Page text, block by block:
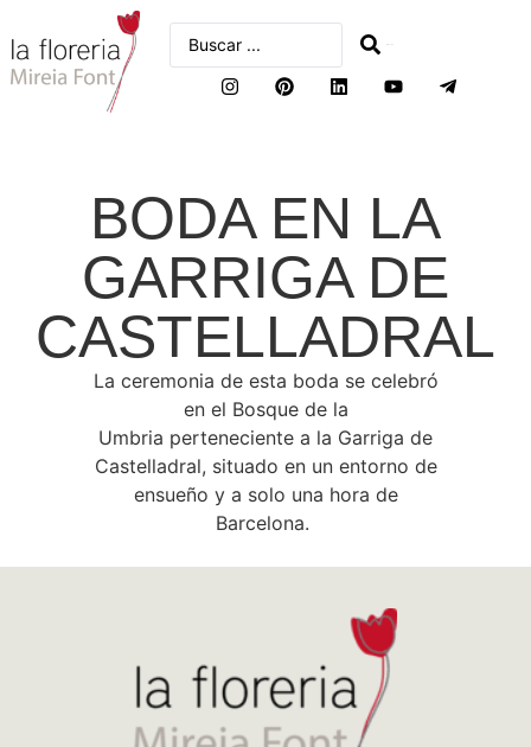
BODA EN LA
GARRIGA DE
CASTELLADRAL
La ceremonia de esta boda se celebró
en el Bosque de la
Umbria perteneciente a la Garriga de
Castelladral, situado en un entorno de
ensueño y a solo una hora de
Barcelona.